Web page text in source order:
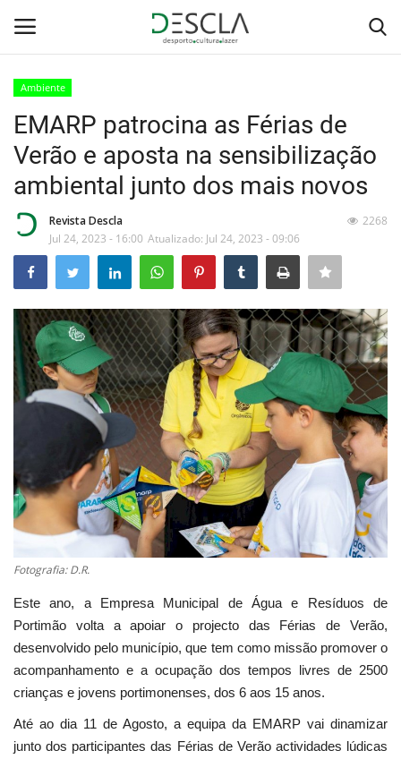
Home
Desporto
Sobre Nós
Educação
Estatuto Editorial
Saúde
Ficha técnica
Cultura
Lazer
Ambiente
Ambiente
EMARP patrocina as Férias de
Verão e aposta na sensibilização
ambiental junto dos mais novos
Revista Descla
Jul 24, 2023 - 16:00 Atualizado: Jul 24, 2023 - 09:06
2268
Fotografia: D.R.
Este ano, a Empresa Municipal de Água e Resíduos de
Portimão volta a apoiar o projecto das Férias de Verão,
desenvolvido pelo município, que tem como missão promover o
acompanhamento e a ocupação dos tempos livres de 2500
crianças e jovens portimonenses, dos 6 aos 15 anos.
Até ao dia 11 de Agosto, a equipa da EMARP vai dinamizar
junto dos participantes das Férias de Verão actividades lúdicas